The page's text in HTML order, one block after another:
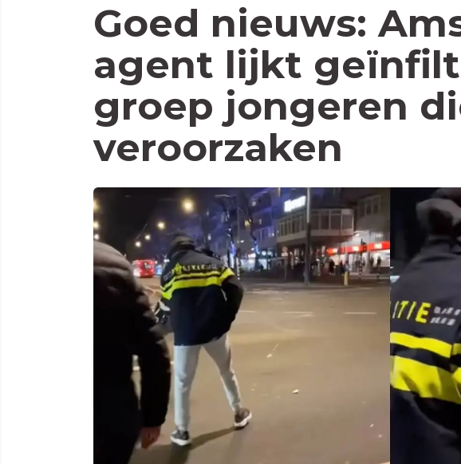
Goed nieuws:
agent lijkt
groep jongeren
veroorzaken